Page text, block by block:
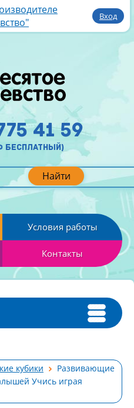
Вход
Найти
41 59
бесплатный)
Условия работы
Контакты
кубики
Развивающие
Учись играя